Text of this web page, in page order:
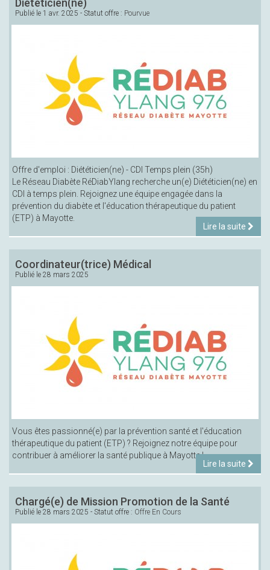
Diététicien(ne)
Publié le 1 avr. 2025 - Statut offre : Pourvue
Offre d'emploi : Diététicien(ne) - CDI Temps plein (35h)
Le Réseau Diabète RéDiabYlang recherche un(e) Diététicien(ne) en
CDI à temps plein. Rejoignez une équipe engagée dans la
prévention du diabète et l'éducation thérapeutique du patient
(ETP) à Mayotte.
Lire la suite
Coordinateur(trice) Médical
Publié le 28 mars 2025
Vous êtes passionné(e) par la prévention santé et l'éducation
thérapeutique du patient (ETP) ? Rejoignez notre équipe pour
contribuer à améliorer la santé publique à Mayotte !
Lire la suite
Chargé(e) de Mission Promotion de la Santé
Publié le 28 mars 2025 - Statut offre : Offre En Cours